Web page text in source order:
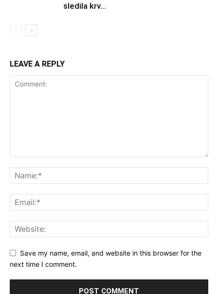
sledila krv...
LEAVE A REPLY
Save my name, email, and website in this browser for the
next time I comment.